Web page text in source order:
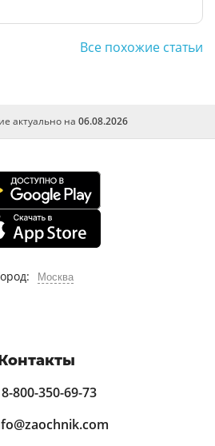
Все похожие статьи
актуально на 06.08.2026
Москва
8-800-350-69-73